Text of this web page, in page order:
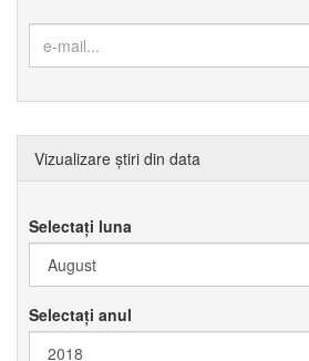
Vizualizare știri din data
Selectați luna
Selectați anul